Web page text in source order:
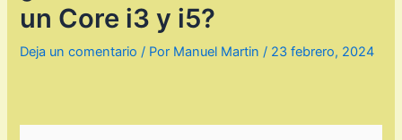
un Core i3 y i5?
Deja un comentario / Por Manuel Martin/ 23 febrero, 2024